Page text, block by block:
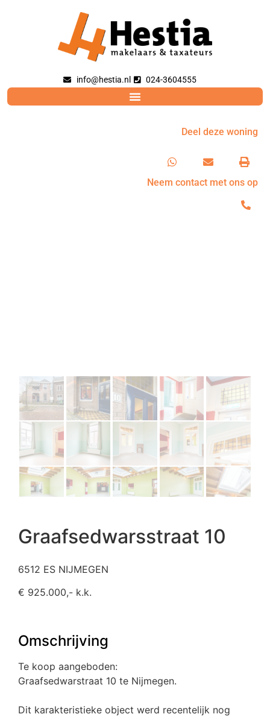
info@hestia.nl 024-3604555
Deel deze woning
Neem contact met ons op
Graafsedwarsstraat 10
6512 ES NIJMEGEN
€ 925.000,- k.k.
Omschrijving
Te koop aangeboden:
Graafsedwarstraat 10 te Nijmegen.
Dit karakteristieke object werd recentelijk nog